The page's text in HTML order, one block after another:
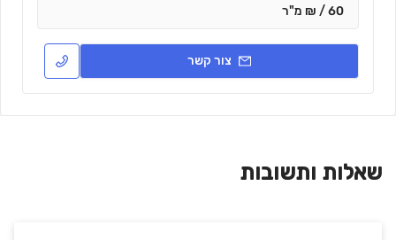
60 / ₪ מ"ר
צור קשר
שאלות ותשובות